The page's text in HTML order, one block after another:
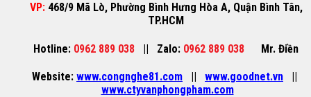
VP:468/9 Mã Lò, Phường Bình Hưng Hòa A, Quận Bình Tân,
TP.HCM
Hotline: 0962 889 038 || Zalo: 0962 889 038 Mr. Điền
Website: www.congnghe81.com || www.goodnet.vn ||
www.ctyvanphongpham.com